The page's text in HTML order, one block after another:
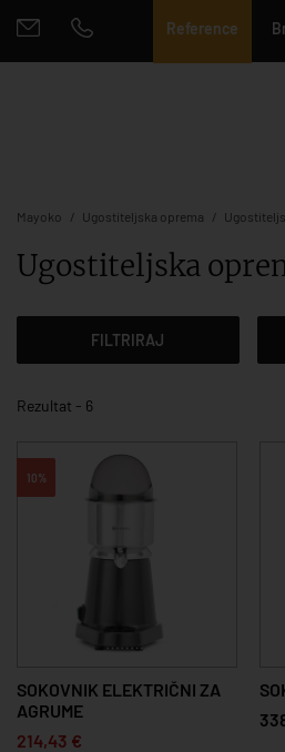
Reference
Mayoko Ugostiteljska oprema
Ugostiteljska
FILTRIRAJ
Rezultat - 6
10%
SOKOVNIK ELEKTRIČNI ZA
AGRUME
214,43 €